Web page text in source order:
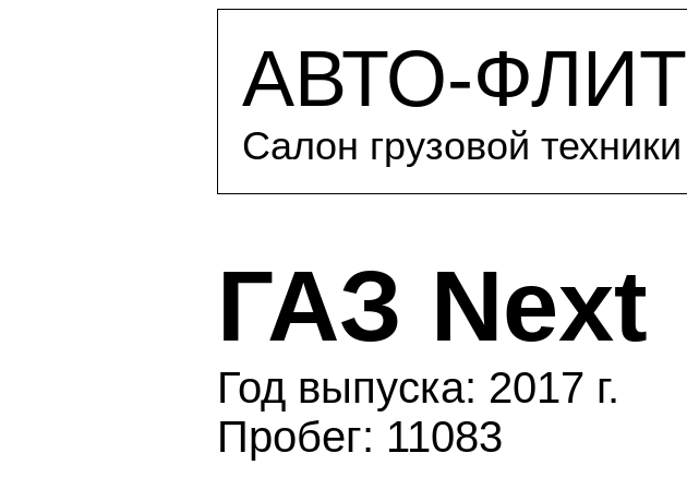
АВТО-ФЛИТ
Салон грузовой техники
ГАЗ Next
Год выпуска: 2017 г.
Пробег: 11083